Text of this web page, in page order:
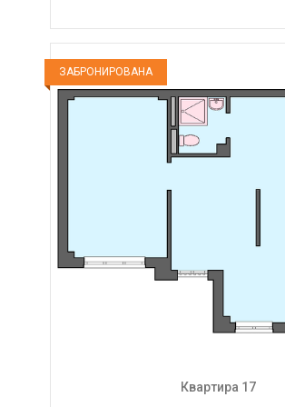
ЗАБРОНИРОВАНА
Квартира 17